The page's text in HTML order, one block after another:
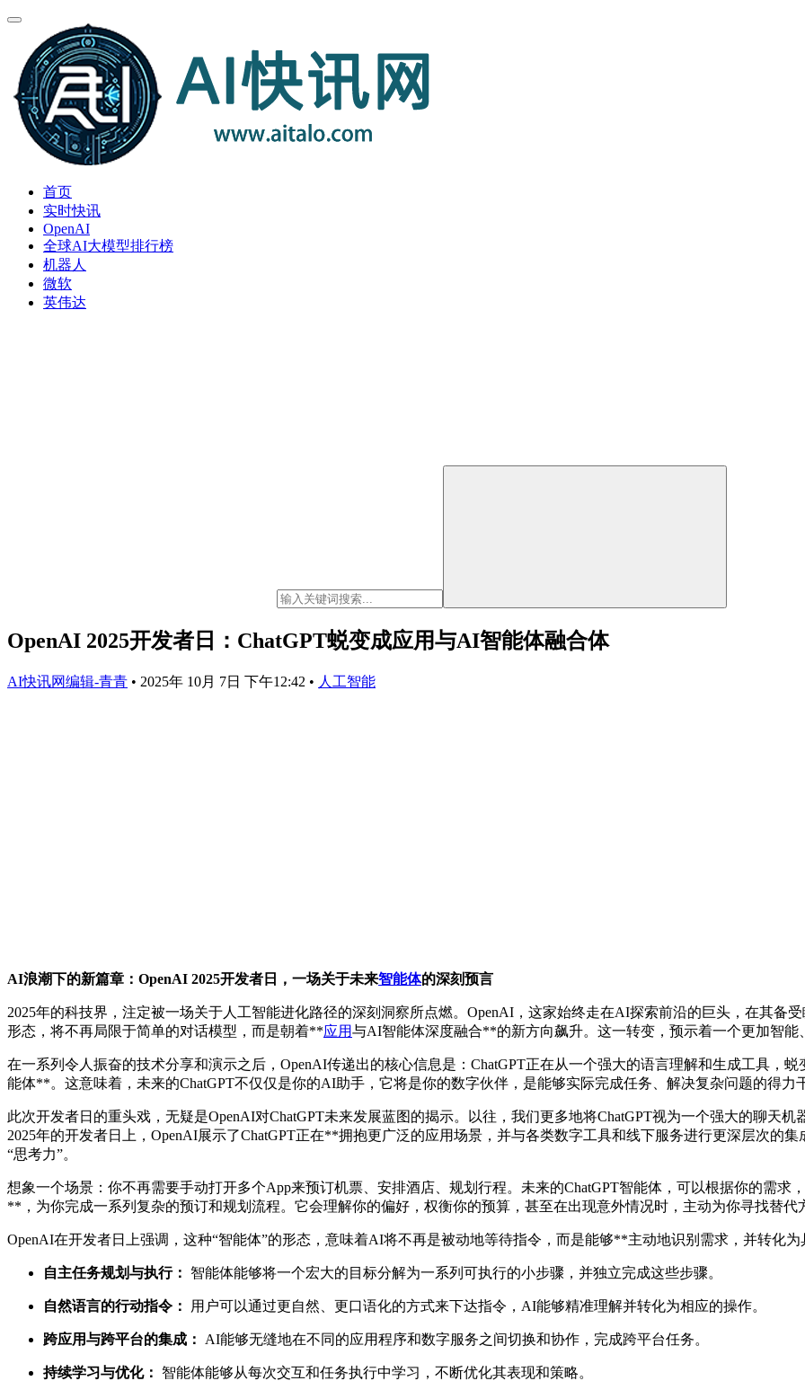
首页
实时快讯
OpenAI
全球AI大模型排行榜
机器人
微软
英伟达
OpenAI 2025开发者日：ChatGPT蜕变成应用与AI智能体融合体
AI快讯网编辑-青青 • 2025年 10月 7日 下午12:42 • 人工智能
AI浪潮下的新篇章：OpenAI 2025开发者日，一场关于未来智能体的深刻预言
2025年的科技界，注定被一场关于人工智能进化路径的深刻洞察所点燃。OpenAI，这家始终走在AI探索前沿的巨头，在其
形态，将不再局限于简单的对话模型，而是朝着**应用与AI智能体深度融合**的新方向飙升。这一转变，预示着一个更加智
在一系列令人振奋的技术分享和演示之后，OpenAI传递出的核心信息是：ChatGPT正在从一个强大的语言理解和生成工具，
能体**。这意味着，未来的ChatGPT不仅仅是你的AI助手，它将是你的数字伙伴，是能够实际完成任务、解决复杂问题的得力
此次开发者日的重头戏，无疑是OpenAI对ChatGPT未来发展蓝图的揭示。以往，我们更多地将ChatGPT视为一个强大的聊天
2025年的开发者日上，OpenAI展示了ChatGPT正在**拥抱更广泛的应用场景，并与各类数字工具和线下服务进行更深层次的
“思考力”。
想象一个场景：你不再需要手动打开多个App来预订机票、安排酒店、规划行程。未来的ChatGPT智能体，可以根据你的需
**，为你完成一系列复杂的预订和规划流程。它会理解你的偏好，权衡你的预算，甚至在出现意外情况时，主动为你寻找替代
OpenAI在开发者日上强调，这种“智能体”的形态，意味着AI将不再是被动地等待指令，而是能够**主动地识别需求，并转化
自主任务规划与执行： 智能体能够将一个宏大的目标分解为一系列可执行的小步骤，并独立完成这些步骤。
自然语言的行动指令： 用户可以通过更自然、更口语化的方式来下达指令，AI能够精准理解并转化为相应的操作。
跨应用与跨平台的集成： AI能够无缝地在不同的应用程序和数字服务之间切换和协作，完成跨平台任务。
持续学习与优化： 智能体能够从每次交互和任务执行中学习，不断优化其表现和策略。